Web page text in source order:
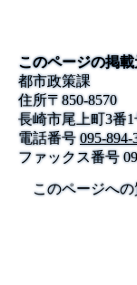
このページの掲載
都市政策課
住所〒850-8570
長崎市尾上町3番1
電話番号 095-894-
ファックス番号
このページへ